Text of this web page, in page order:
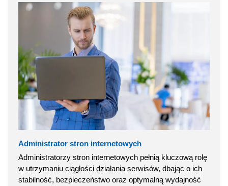
Administrator stron internetowych
Administratorzy stron internetowych pełnią kluczową rolę
w utrzymaniu ciągłości działania serwisów, dbając o ich
stabilność, bezpieczeństwo oraz optymalną wydajność